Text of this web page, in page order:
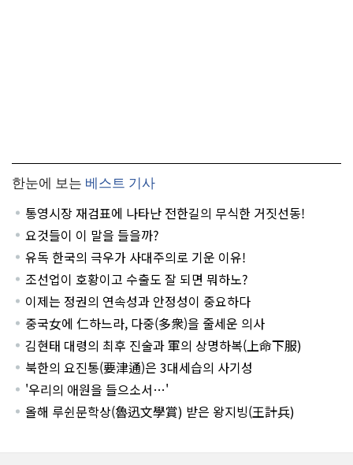
한눈에 보는 베스트 기사
통영시장 재검표에 나타난 전한길의 무식한 거짓선동!
요것들이 이 말을 들을까?
유독 한국의 극우가 사대주의로 기운 이유!
조선업이 호황이고 수출도 잘 되면 뭐하노?
이제는 정권의 연속성과 안정성이 중요하다
중국女에 仁하느라, 다중(多衆)을 줄세운 의사
김현태 대령의 최후 진술과 軍의 상명하복(上命下服)
북한의 요진통(要津通)은 3대세습의 사기성
'우리의 애원을 들으소서…'
올해 루쉰문학상(魯迅文學賞) 받은 왕지빙(王計兵)